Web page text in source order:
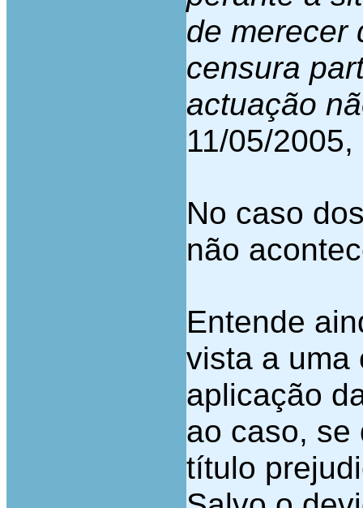
de merecer
censura
actuação
11/05/
No caso
não
Entende
vista a uma
aplicação
ao caso, se
título